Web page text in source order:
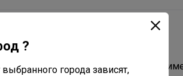
вместительная тара, которая
?
выбранного города зависят,